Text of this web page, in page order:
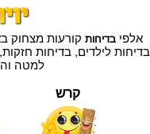
אלפיבדיחות קורעות מצחוק
בדיחות לילדים, בדיחות
למטה
קרש